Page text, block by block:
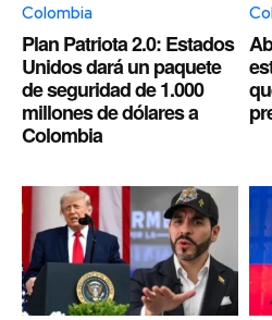
Colombia
Plan Patriota 2.0: Estados
Unidos dará un paquete
de seguridad de 1.000
millones de dólares a
Colombia